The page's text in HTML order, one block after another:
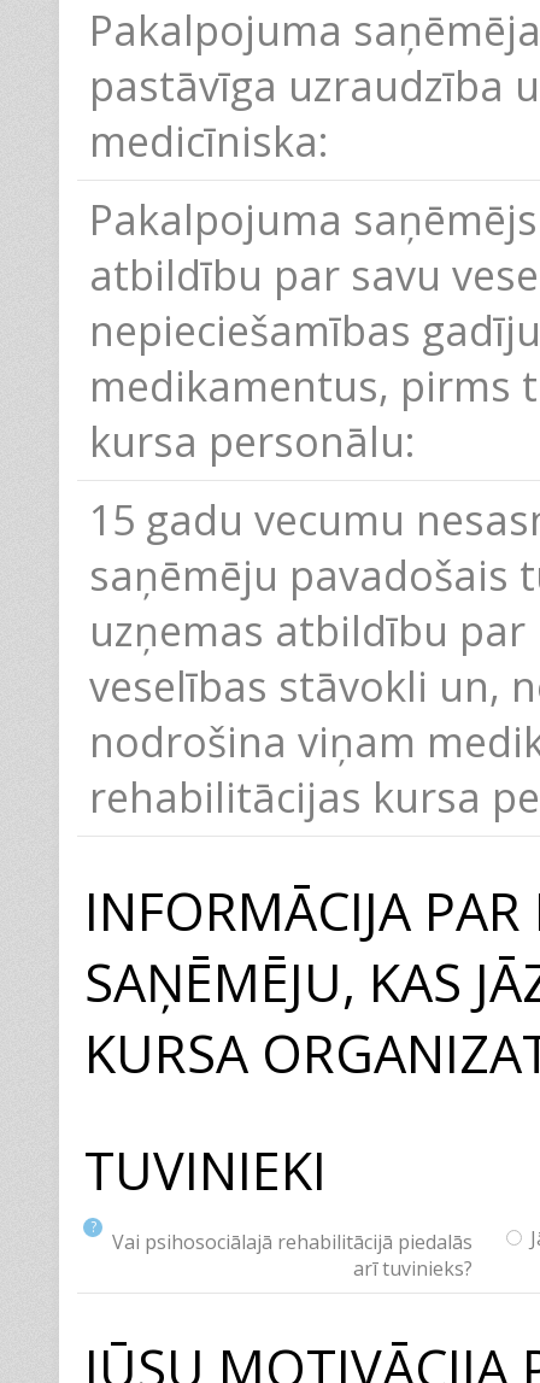
Pakalpojuma
pastāvīga uzraudzība
medicīniska:
Pakalpojuma
atbildību par savu
nepieciešamības
medikamentus, pirms
kursa personālu:
15 gadu vecumu
saņēmēju pavadošais
uzņemas atbildību
veselības stāvokli un,
nodrošina viņam
rehabilitācijas kursa
INFORMĀCIJA
SAŅĒMĒJU, KAS
KURSA
TUVINIEKI
?
Vai psihosociālajā rehabilitācijā piedalās
arī tuvinieks?
JŪSU MOTIVĀCIJA